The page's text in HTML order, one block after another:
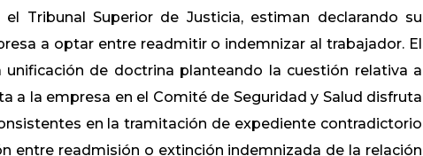
Tribunal Superior de Justicia, estiman declarando su
a optar entre readmitir o indemnizar al trabajador. El
de doctrina planteando la cuestión relativa a
a la empresa en el Comité de Seguridad y Salud disfruta
en la tramitación de expediente contradictorio
entre readmisión o extinción indemnizada de la relación